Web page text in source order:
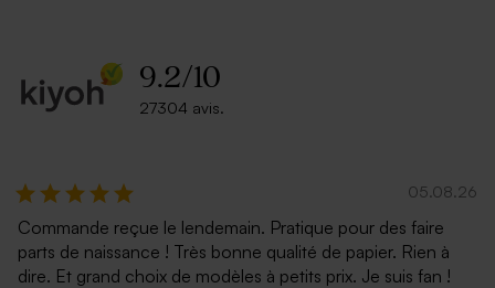
9.2/10
27304 avis.
05.08.26
Commande reçue le lendemain. Pratique pour des faire
parts de naissance ! Très bonne qualité de papier. Rien à
dire. Et grand choix de modèles à petits prix. Je suis fan !